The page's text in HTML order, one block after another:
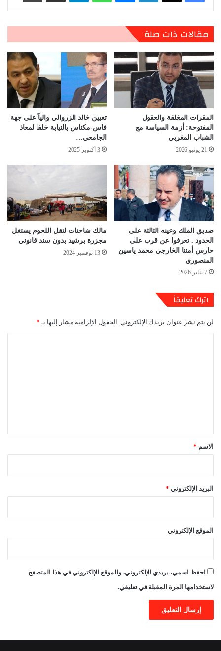
مقالات ذات صلة
المقرات المغلقة والعقول
المفتوحة: أزمة السياسة مع
الشباب المغربي
21 يونيو 2026
تعيين خالد الزروالي والياً على جهة
فاس-مكناس بالنيابة خلفا لمعاذ
الجامعي…
3 أكتوبر 2025
صديق الملك وعينه الثالثة على
الحدود . تعرفوا عن قرب على
حارس أمننا الخارجي محمد ياسين
المنصوري
7 يناير 2026
مالك شاحنات لنقل اللحوم يستغل
مجزرة برشيد بدون سند قانوني
13 نوفمبر 2024
اترك تعليقاً
لن يتم نشر عنوان بريدك الإلكتروني. الحقول الإلزامية مشار إليها بـ *
*
الاسم *
البريد الإلكتروني *
الموقع الإلكتروني
احفظ اسمي، بريدي الإلكتروني، والموقع الإلكتروني في هذا المتصفح
لاستخدامها المرة المقبلة في تعليقي.